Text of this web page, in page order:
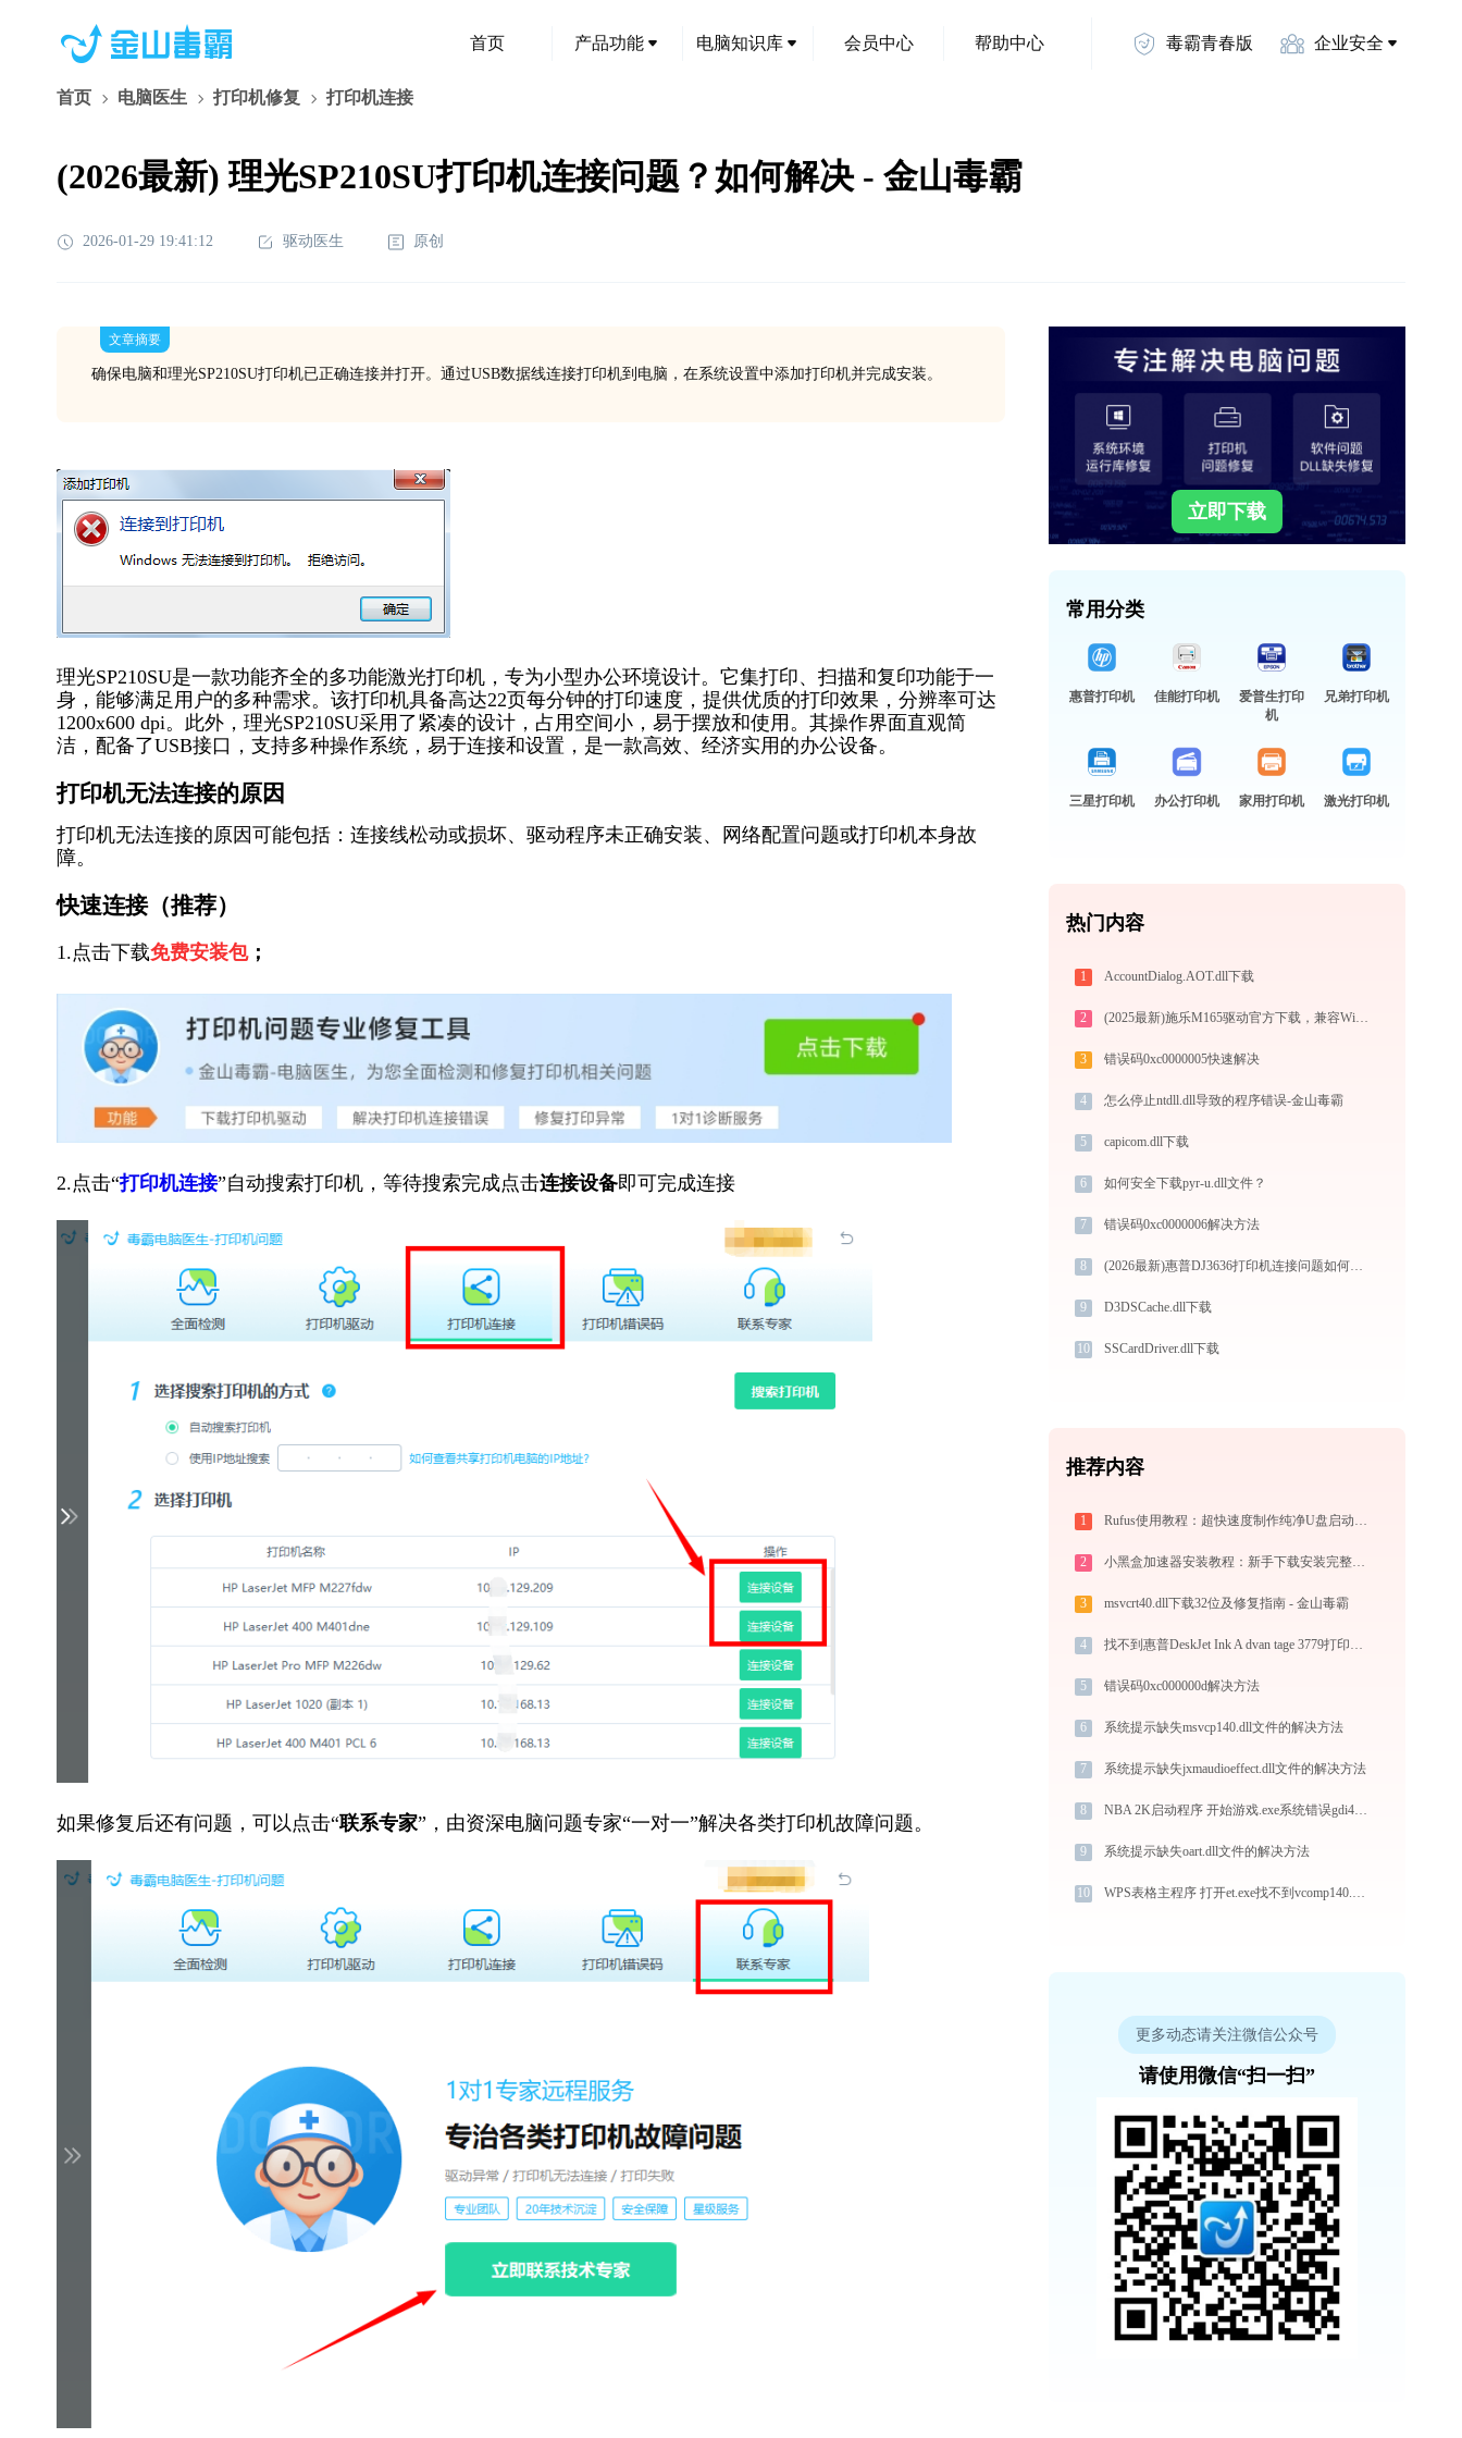
首页 产品功能 电脑知识库 会员中心 帮助中心 毒霸青春版 企业安全
首页 电脑医生 打印机修复 打印机连接
(2026最新) 理光SP210SU打印机连接问题？如何解决 - 金山毒霸
2026-01-29 19:41:12 驱动医生 原创
文章摘要
确保电脑和理光SP210SU打印机已正确连接并打开。通过USB数据线连接打印机到电脑，在系统设置中添加打印机并完成安装。
理光SP210SU是一款功能齐全的多功能激光打印机，专为小型办公环境设计。它集打印、扫描和复印功能于一
身，能够满足用户的多种需求。该打印机具备高达22页每分钟的打印速度，提供优质的打印效果，分辨率可达
1200x600 dpi。此外，理光SP210SU采用了紧凑的设计，占用空间小，易于摆放和使用。其操作界面直观简
洁，配备了USB接口，支持多种操作系统，易于连接和设置，是一款高效、经济实用的办公设备。
打印机无法连接的原因
打印机无法连接的原因可能包括：连接线松动或损坏、驱动程序未正确安装、网络配置问题或打印机本身故
障。
快速连接（推荐）
1.点击下载免费安装包；
2.点击“打印机连接”自动搜索打印机，等待搜索完成点击连接设备即可完成连接
如果修复后还有问题，可以点击“联系专家”，由资深电脑问题专家“一对一”解决各类打印机故障问题。
立即下载
常用分类
惠普打印机 佳能打印机
爱普生打印
机
兄弟打印机
三星打印机 办公打印机 家用打印机 激光打印机
热门内容
1 AccountDialog.AOT.dll下载
2 (2025最新)施乐M165驱动官方下载，兼容Win10/Win11安全安装
3 错误码0xc0000005快速解决
4 怎么停止ntdll.dll导致的程序错误-金山毒霸
5 capicom.dll下载
6 如何安全下载pyr-u.dll文件？
7 错误码0xc0000006解决方法
8 (2026最新)惠普DJ3636打印机连接问题如何解决？-金山毒霸
9 D3DSCache.dll下载
10 SSCardDriver.dll下载
推荐内容
1 Rufus使用教程：超快速度制作纯净U盘启动盘，装机必备免费工具
2 小黑盒加速器安装教程：新手下载安装完整步骤
3 msvcrt40.dll下载32位及修复指南 - 金山毒霸
4 找不到惠普DeskJet Ink A dvan tage 3779打印机驱动？这篇全面下载安装指南帮到你
5 错误码0xc000000d解决方法
6 系统提示缺失msvcp140.dll文件的解决方法
7 系统提示缺失jxmaudioeffect.dll文件的解决方法
8 NBA 2K启动程序 开始游戏.exe系统错误gdi42.dll丢失如何解决
9 系统提示缺失oart.dll文件的解决方法
10 WPS表格主程序 打开et.exe找不到vcomp140.dll怎么办
更多动态请关注微信公众号
请使用微信“扫一扫”